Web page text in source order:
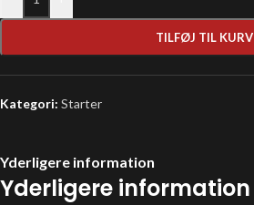
TILFØJ TIL KURV
Kategori: Starter
Yderligere information
Yderligere information